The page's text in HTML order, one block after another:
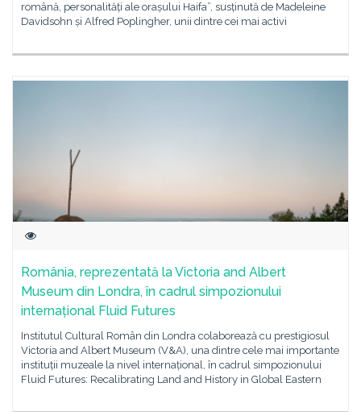
română, personalități ale orașului Haifa”, susținută de Madeleine
Davidsohn și Alfred Poplingher, unii dintre cei mai activi
România, reprezentată la Victoria and Albert
Museum din Londra, în cadrul simpozionului
internațional Fluid Futures
Institutul Cultural Român din Londra colaborează cu prestigiosul
Victoria and Albert Museum (V&A), una dintre cele mai importante
instituții muzeale la nivel internațional, în cadrul simpozionului
Fluid Futures: Recalibrating Land and History in Global Eastern